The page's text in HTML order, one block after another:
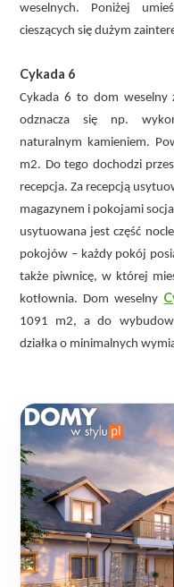
weselnych. Poniżej
cieszących się dużym
Cykada 6
Cykada 6 to dom weselny
odznacza się np.
naturalnym kamieniem.
m2. Do tego dochodzi
recepcja. Za recepcją
magazynem i pokojami
usytuowana jest część
pokojów – każdy pokój
także piwnicę, w której
kotłownia. Dom weselny
1091 m2, a do
działka o minimalnych